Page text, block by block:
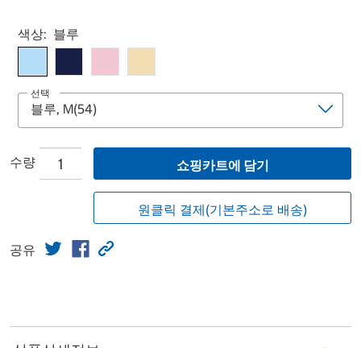
Select product
색상: 블루
선택
수량 쇼핑카트에 담기
원클릭 결제(기본주소로 배송)
공유